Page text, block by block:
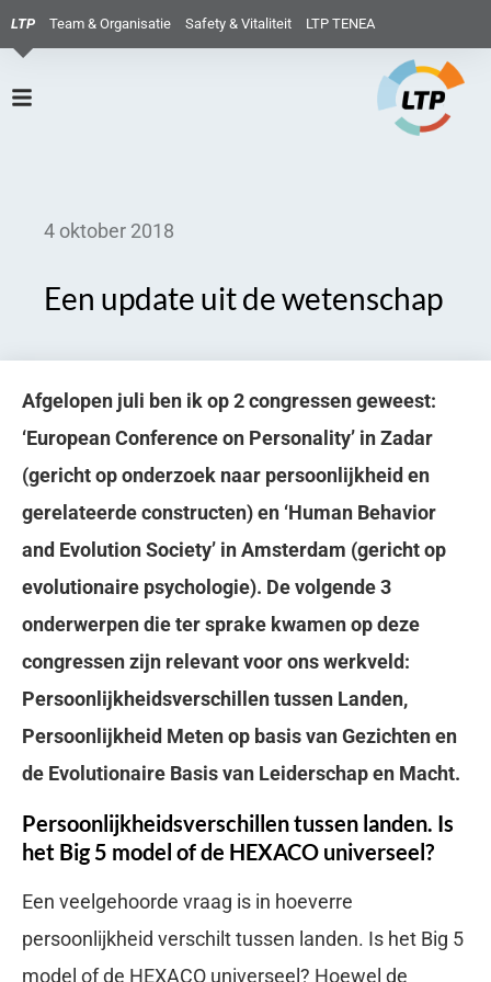
LTP Team & Organisatie Safety & Vitaliteit LTP TENEA
4 oktober 2018
Een update uit de wetenschap
Afgelopen juli ben ik op 2 congressen geweest:
‘European Conference on Personality’ in Zadar
(gericht op onderzoek naar persoonlijkheid en
gerelateerde constructen) en ‘Human Behavior
and Evolution Society’ in Amsterdam (gericht op
evolutionaire psychologie). De volgende 3
onderwerpen die ter sprake kwamen op deze
congressen zijn relevant voor ons werkveld:
Persoonlijkheidsverschillen tussen Landen,
Persoonlijkheid Meten op basis van Gezichten en
de Evolutionaire Basis van Leiderschap en Macht.
Persoonlijkheidsverschillen tussen landen. Is
het Big 5 model of de HEXACO universeel?
Een veelgehoorde vraag is in hoeverre
persoonlijkheid verschilt tussen landen. Is het Big 5
model of de HEXACO universeel? Hoewel de